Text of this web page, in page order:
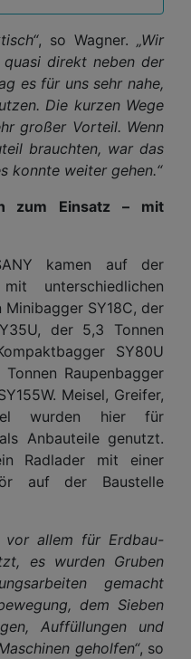
, so Wagner. „Wir
direkt neben der
es für uns sehr nahe,
Die kurzen Wege
großer Vorteil. Wenn
brauchten, war das
konnte weiter gehen.“
zum Einsatz – mit
kamen auf der
unterschiedlichen
Minibagger SY18C, der
der 5,3 Tonnen
SY80U
Raupenbagger
Meisel, Greifer,
wurden hier für
Anbauteile genutzt.
Radlader mit einer
auf der Baustelle
vor allem für Erdbau-
es wurden Gruben
gemacht
dem Sieben
Auffüllungen und
geholfen“, so